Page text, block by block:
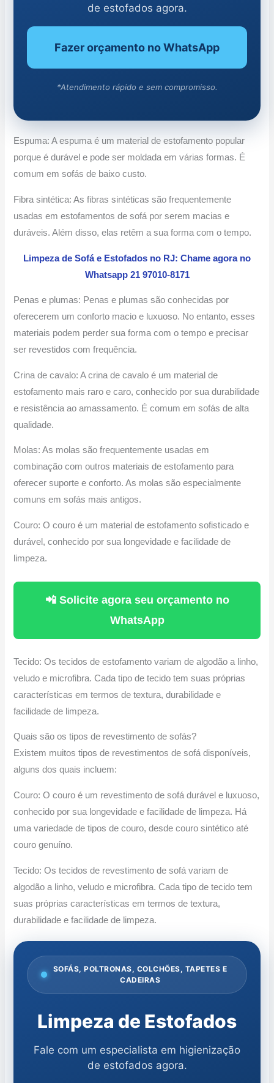
de estofados agora.
Fazer orçamento no WhatsApp
*Atendimento rápido e sem compromisso.
Espuma: A espuma é um material de estofamento popular
porque é durável e pode ser moldada em várias formas. É
comum em sofás de baixo custo.
Fibra sintética: As fibras sintéticas são frequentemente
usadas em estofamentos de sofá por serem macias e
duráveis. Além disso, elas retêm a sua forma com o tempo.
Limpeza de Sofá e Estofados no RJ: Chame agora no
Whatsapp 21 97010-8171
Penas e plumas: Penas e plumas são conhecidas por
oferecerem um conforto macio e luxuoso. No entanto, esses
materiais podem perder sua forma com o tempo e precisar
ser revestidos com frequência.
Crina de cavalo: A crina de cavalo é um material de
estofamento mais raro e caro, conhecido por sua durabilidade
e resistência ao amassamento. É comum em sofás de alta
qualidade.
Molas: As molas são frequentemente usadas em
combinação com outros materiais de estofamento para
oferecer suporte e conforto. As molas são especialmente
comuns em sofás mais antigos.
Couro: O couro é um material de estofamento sofisticado e
durável, conhecido por sua longevidade e facilidade de
limpeza.
📲 Solicite agora seu orçamento no
WhatsApp
Tecido: Os tecidos de estofamento variam de algodão a linho,
veludo e microfibra. Cada tipo de tecido tem suas próprias
características em termos de textura, durabilidade e
facilidade de limpeza.
Quais são os tipos de revestimento de sofás?
Existem muitos tipos de revestimentos de sofá disponíveis,
alguns dos quais incluem:
Couro: O couro é um revestimento de sofá durável e luxuoso,
conhecido por sua longevidade e facilidade de limpeza. Há
uma variedade de tipos de couro, desde couro sintético até
couro genuíno.
Tecido: Os tecidos de revestimento de sofá variam de
algodão a linho, veludo e microfibra. Cada tipo de tecido tem
suas próprias características em termos de textura,
durabilidade e facilidade de limpeza.
SOFÁS, POLTRONAS, COLCHÕES, TAPETES E
CADEIRAS
Limpeza de Estofados
Fale com um especialista em higienização
de estofados agora.